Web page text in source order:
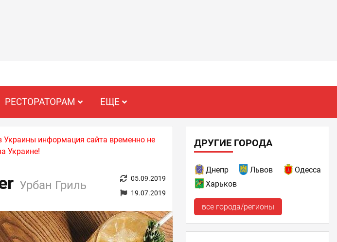
РЕСТОРАТОРАМ ЕЩЕ
Украины информация сайта временно не
Украине!
Урбан Гриль
05.09.2019
19.07.2019
ДРУГИЕ ГОРОДА
Днепр Львов
Одесса
Харьков
все города/регионы